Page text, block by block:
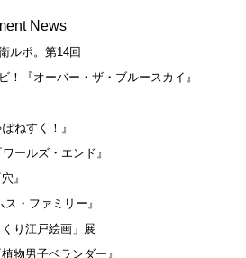
News
ルポ。第14回
！『オーバー・ザ・ブルースカイ』
ねすく！』
ールズ・エンド』
』
・ファミリー』
り江戸絵画」展
物男子ベランダー』